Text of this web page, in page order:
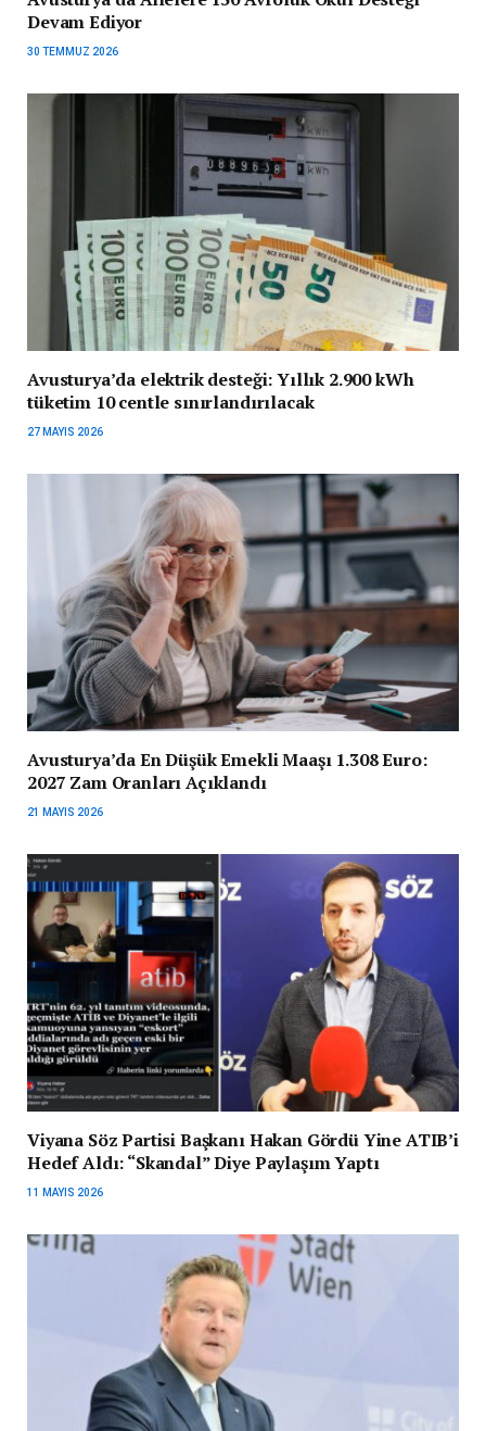
Devam Ediyor
30 TEMMUZ 2026
Avusturya’da elektrik desteği: Yıllık 2.900 kWh
tüketim 10 centle sınırlandırılacak
27 MAYIS 2026
Avusturya’da En Düşük Emekli Maaşı 1.308 Euro:
2027 Zam Oranları Açıklandı
21 MAYIS 2026
Viyana Söz Partisi Başkanı Hakan Gördü Yine ATIB’i
Hedef Aldı: “Skandal” Diye Paylaşım Yaptı
11 MAYIS 2026